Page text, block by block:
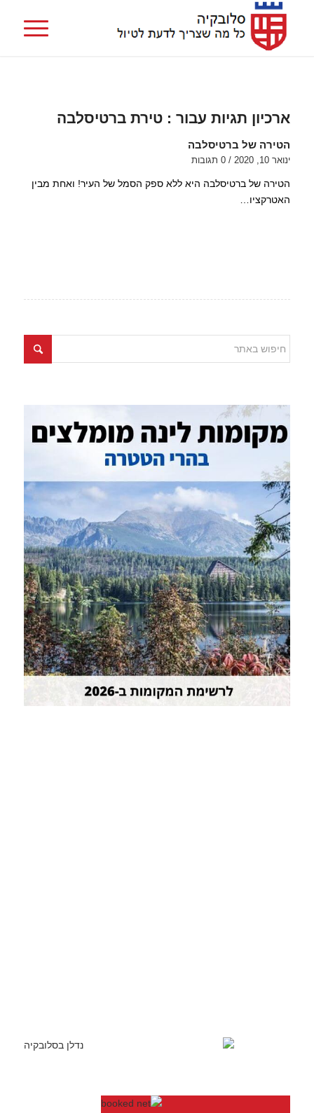
ארכיון תגיות עבור : טירת ברטיסלבה
הטירה של ברטיסלבה
ינואר 10, 2020 / 0 תגובות
הטירה של ברטיסלבה היא ללא ספק הסמל של העיר! ואחת מבין
האטרקציו…